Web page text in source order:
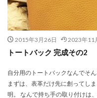
2015年3月26日 2023年11
トートバック 完成その2
自分用のトートバックなんでそ
まずは、表革だけ先に創ってし
明。 なんで持ち手の取り付けは